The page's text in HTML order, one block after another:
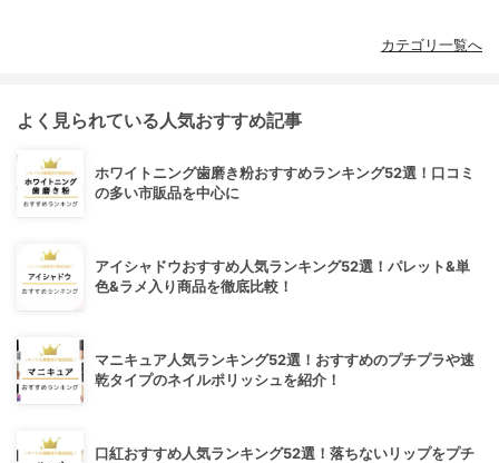
カテゴリ一覧へ
よく見られている人気おすすめ記事
ホワイトニング歯磨き粉おすすめランキング52選！口コミ
の多い市販品を中心に
アイシャドウおすすめ人気ランキング52選！パレット&単
色&ラメ入り商品を徹底比較！
マニキュア人気ランキング52選！おすすめのプチプラや速
乾タイプのネイルポリッシュを紹介！
口紅おすすめ人気ランキング52選！落ちないリップをプチ